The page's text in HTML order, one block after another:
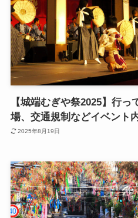
【城端むぎや祭2025】行
場、交通規制などイベント
2025年8月19日